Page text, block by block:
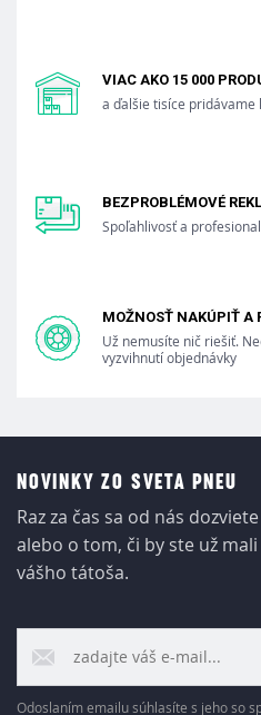
VIAC AKO 15 000
a ďalšie tisíce pridávame
BEZPROBLÉMOVÉ
Spoľahlivosť a
MOŽNOSŤ NAKÚPIŤ A
Už nemusíte nič riešiť.
vyzvihnutí objednávky
NOVINKY ZO SVETA PNEU
Raz za čas sa od nás
alebo o tom, či by ste už
vášho tátoša.
Odoslaním emailu súhlasíte s jeho so